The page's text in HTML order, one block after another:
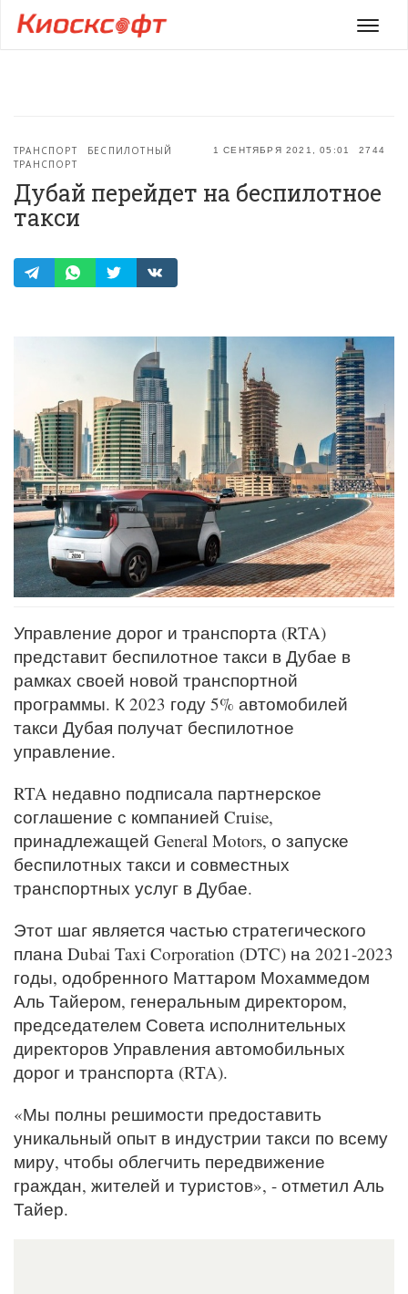
Меню
1 СЕНТЯБРЯ 2021, 05:01 2744
ТРАНСПОРТ
БЕСПИЛОТНЫЙ
ТРАНСПОРТ
Дубай перейдет на беспилотное
такси
Управление дорог и транспорта (RTA)
представит беспилотное такси в Дубае в
рамках своей новой транспортной
программы. К 2023 году 5% автомобилей
такси Дубая получат беспилотное
управление.
RTA недавно подписала партнерское
соглашение с компанией Cruise,
принадлежащей General Motors, о запуске
беспилотных такси и совместных
транспортных услуг в Дубае.
Этот шаг является частью стратегического
плана Dubai Taxi Corporation (DTC) на 2021-2023
годы, одобренного Маттаром Мохаммедом
Аль Тайером, генеральным директором,
председателем Совета исполнительных
директоров Управления автомобильных
дорог и транспорта (RTA).
«Мы полны решимости предоставить
уникальный опыт в индустрии такси по всему
миру, чтобы облегчить передвижение
граждан, жителей и туристов», - отметил Аль
Тайер.